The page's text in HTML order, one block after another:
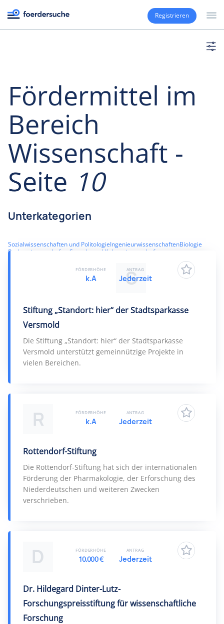
Registrieren
Fördermittel im
Bereich
Wissenschaft -
Seite 10
Unterkategorien
Sozialwissenschaften und PolitologieIngenieurwissenschaftenBiologie
Rechtswissenschaften Sprach- und Kulturwissenschaften
Umweltwissenschaften
WirtschaftswissenschaftenMathematik S
Stiftung „Standort: hier“ der Stadtsparkasse
Versmold
Die Stiftung „Standort: hier“ der Stadtsparkasse
Versmold unterstützt gemeinnützige Projekte in
vielen Bereichen.
FÖRDERHÖHE
k.A
ANTRAG
Jederzeit
R
Rottendorf-Stiftung
Die Rottendorf-Stiftung hat sich der internationalen
Förderung der Pharmakologie, der Erforschung des
Niederdeutschen und weiteren Zwecken
verschrieben.
FÖRDERHÖHE
k.A
ANTRAG
Jederzeit
D
Dr. Hildegard Dinter-Lutz-
Forschungspreisstiftung für wissenschaftliche
Forschung
FÖRDERHÖHE
10.000 €
ANTRAG
Jederzeit